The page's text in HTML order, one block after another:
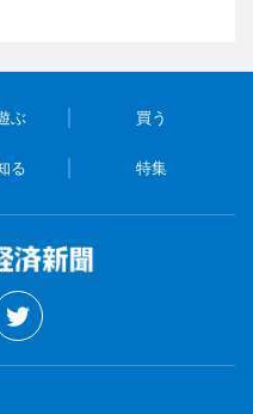
ぶ 買う
る 特集